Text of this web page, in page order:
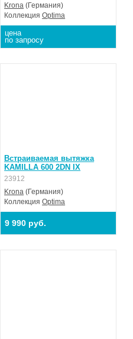
Krona (Германия)
КоллекцияOptima
цена
по запросу
Встраиваемая вытяжка
KAMILLA 600 2DN IX
23912
Krona (Германия)
КоллекцияOptima
9 990 руб.